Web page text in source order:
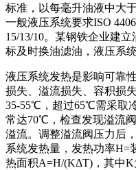
标准，以每毫升油液中大
一般液压系统要求ISO
15/13/10。某钢铁企业建
标及时换油滤油，液压系
液压系统发热是影响可靠
损失、溢流损失、容积损
35-55℃，超过65℃需采取
常达70℃，检查发现溢流
溢流。调整溢流阀压力后
系统发热量，发热功率H=
热面积A=H/(KΔT)，其中